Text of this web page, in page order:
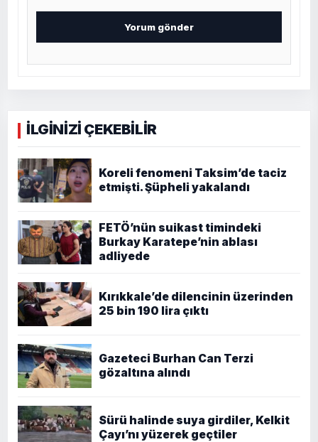
İLGİNİZİ ÇEKEBİLİR
Koreli fenomeni Taksim’de taciz
etmişti. Şüpheli yakalandı
FETÖ’nün suikast timindeki
Burkay Karatepe’nin ablası
adliyede
Kırıkkale’de dilencinin üzerinden
25 bin 190 lira çıktı
Gazeteci Burhan Can Terzi
gözaltına alındı
Sürü halinde suya girdiler, Kelkit
Çayı’nı yüzerek geçtiler